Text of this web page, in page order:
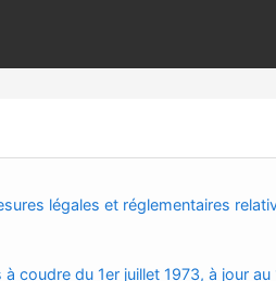
légales et réglementaires
coudre du 1er juillet 1973, à jour au